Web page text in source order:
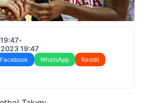
•
19:47
Facebook WhatsApp
Reddit